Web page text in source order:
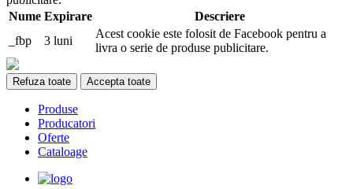
Nume Expirare
Descriere
_fbp
3 luni
Acest cookie este folosit de Facebook pentru a
livra o serie de produse publicitare.
Refuza toate Accepta toate
Produse
Producatori
Oferte
Cataloage